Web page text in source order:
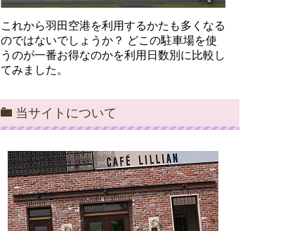
これから羽田空港を利用するかたも多くなる
のではないでしょうか？ どこの駐車場を使
うのが一番お得なのかを利用日数別に比較し
てみました。
当サイトについて